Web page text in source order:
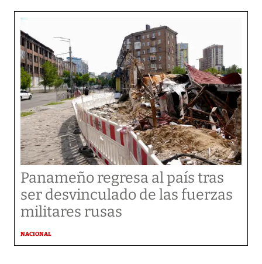
Panameño regresa al país tras
ser desvinculado de las fuerzas
militares rusas
NACIONAL